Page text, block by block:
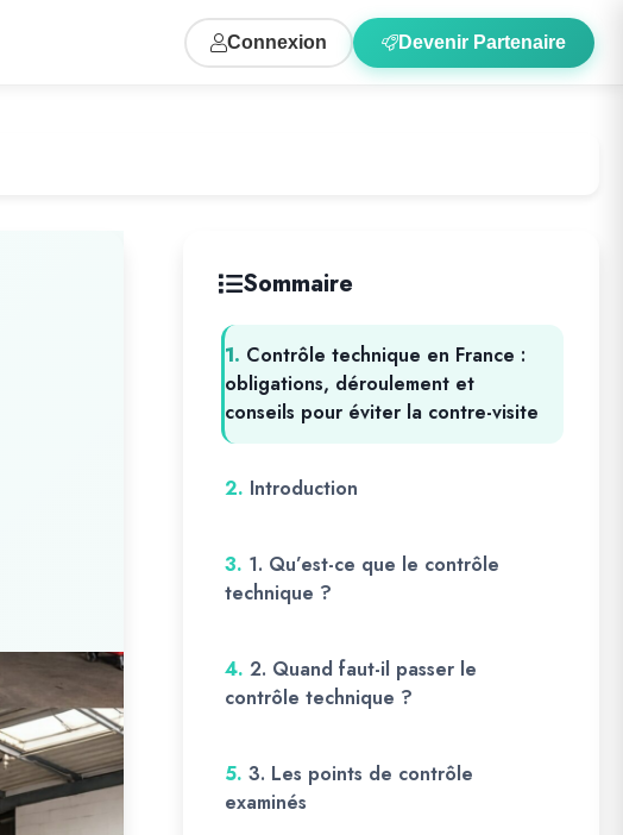
Connexion Devenir Partenaire
Sommaire
1. Contrôle technique en France :
obligations, déroulement et
conseils pour éviter la contre-visite
2. Introduction
3. 1. Qu’est-ce que le contrôle
technique ?
4. 2. Quand faut-il passer le
contrôle technique ?
5. 3. Les points de contrôle
examinés